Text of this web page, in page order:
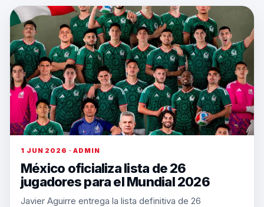
1 JUN 2026 · ADMIN
México oficializa lista de 26
jugadores para el Mundial 2026
Javier Aguirre entrega la lista definitiva de 26